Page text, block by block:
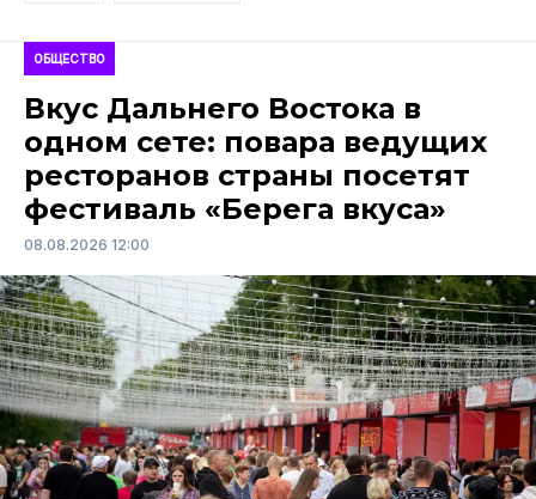
ОБЩЕСТВО
Вкус Дальнего Востока в
одном сете: повара ведущих
ресторанов страны посетят
фестиваль «Берега вкуса»
08.08.2026 12:00